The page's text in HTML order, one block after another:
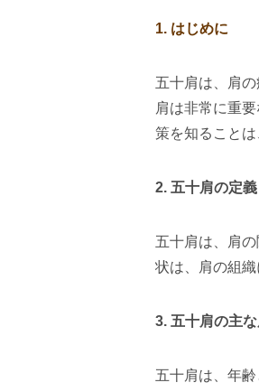
1. はじめに
五十肩は、肩
肩は非常に重
策を知ること
2. 五十肩の定
五十肩は、肩
状は、肩の組
3. 五十肩の主な
五十肩は、年